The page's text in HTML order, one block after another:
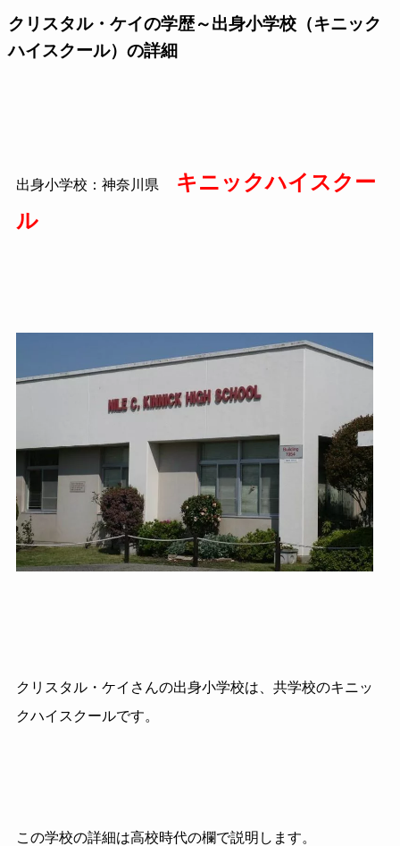
クリスタル・ケイの学歴～出身小学校（キニック
ハイスクール）の詳細
出身小学校：神奈川県
キニックハイスクー
ル
クリスタル・ケイさんの出身小学校は、共学校のキニッ
クハイスクールです。
この学校の詳細は高校時代の欄で説明します。